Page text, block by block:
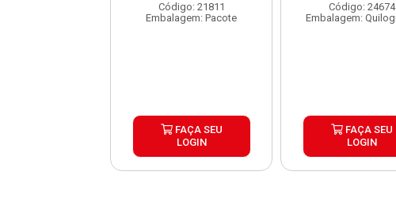
Código: 21811
Embalagem: Pacote
FAÇA SEU
LOGIN
Código: 24674
Embalagem:
FAÇA SEU
LOGIN